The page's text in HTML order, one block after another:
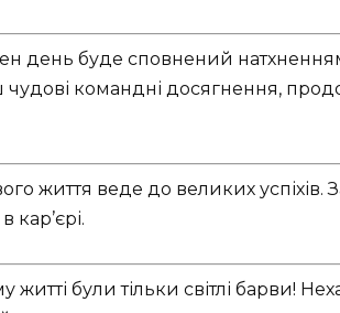
день буде сповнений
командні досягнення,
життя веде до великих успіхів.
кар’єрі.
були тільки світлі барви!